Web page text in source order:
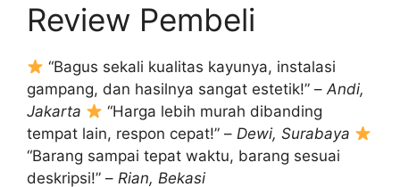
Review Pembeli
“Bagus sekali kualitas kayunya, instalasi
gampang, dan hasilnya sangat estetik!” –Andi,
Jakarta
“Harga lebih murah dibanding
tempat lain, respon cepat!” – Dewi, Surabaya
“Barang sampai tepat waktu, barang sesuai
deskripsi!” – Rian, Bekasi